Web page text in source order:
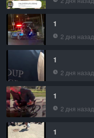
1
2 дня назад
1
2 дня назад
1
2 дня назад
1